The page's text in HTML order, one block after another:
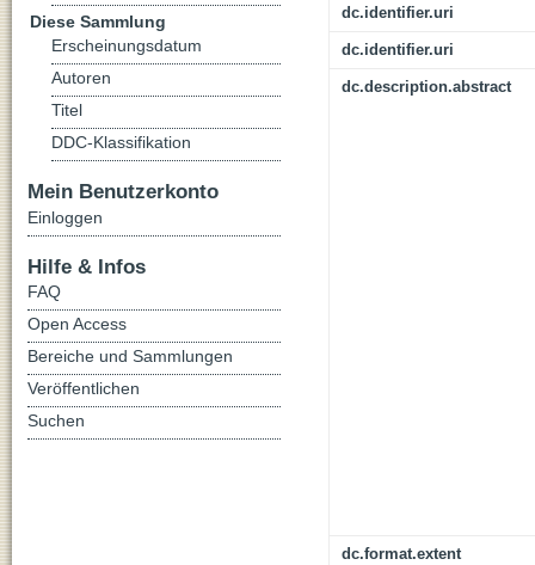
dc.identifier.uri
dc.identifier.uri
dc.description.abstract
dc.format.extent
Diese Sammlung
Erscheinungsdatum
Autoren
Titel
DDC-Klassifikation
Mein Benutzerkonto
Einloggen
Hilfe & Infos
FAQ
Open Access
Bereiche und Sammlungen
Veröffentlichen
Suchen